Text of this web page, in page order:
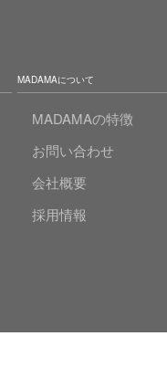
MADAMAについて
MADAMAの特徴
お問い合わせ
会社概要
採用情報